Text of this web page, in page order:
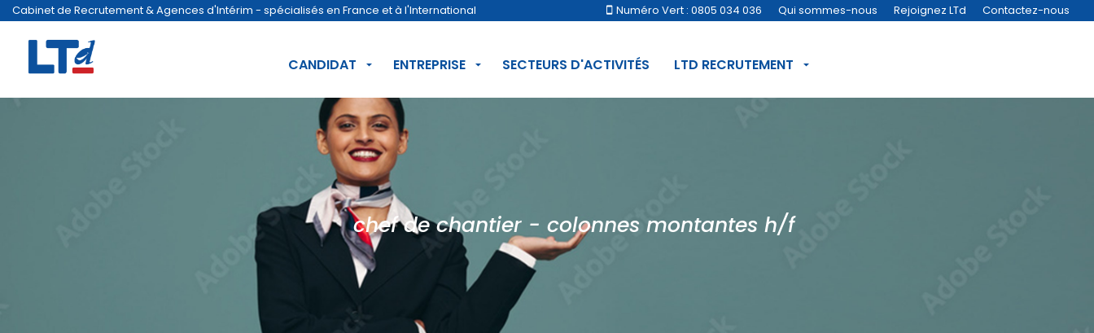
Cabinet de Recrutement & Agences d'Intérim - spécialisés en France et à l'International Numéro Vert : 0805 034 036 Qui sommes-nous Rejoignez LTd Contactez-nous
CANDIDAT ENTREPRISE SECTEURS D'ACTIVITÉS LTD RECRUTEMENT
chef de chantier - colonnes montantes h/f